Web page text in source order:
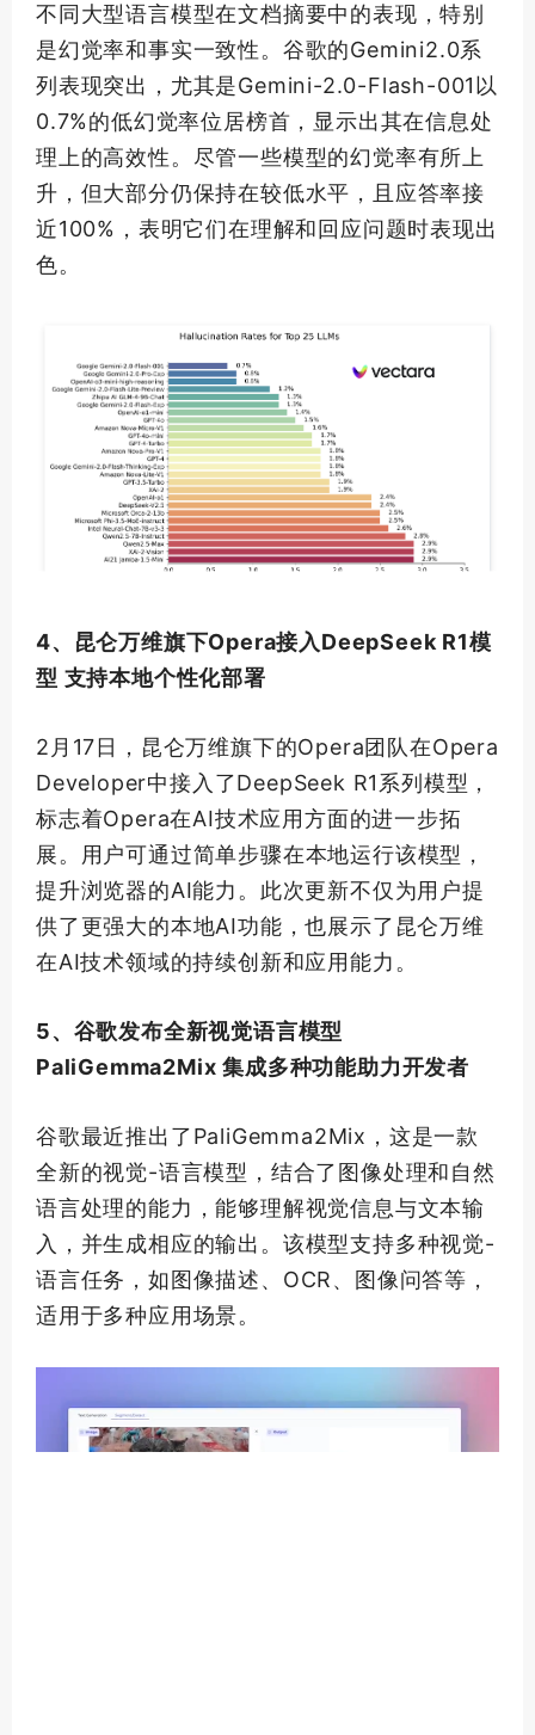
不同大型语言模型在文档摘要中的表现，特别
是幻觉率和事实一致性。谷歌的Gemini2.0系
列表现突出，尤其是Gemini-2.0-Flash-001以
0.7%的低幻觉率位居榜首，显示出其在信息处
理上的高效性。尽管一些模型的幻觉率有所上
升，但大部分仍保持在较低水平，且应答率接
近100% ，表明它们在理解和回应问题时表现出
色。
4、昆仑万维旗下Opera接入DeepSeek R1模
型 支持本地个性化部署
2月17日，昆仑万维旗下的Opera团队在Opera
Developer中接入了DeepSeek R1系列模型，
标志着Opera在AI技术应用方面的进一步拓
展。用户可通过简单步骤在本地运行该模型，
提升浏览器的AI能力。此次更新不仅为用户提
供了更强大的本地AI功能，也展示了昆仑万维
在AI技术领域的持续创新和应用能力。
5、谷歌发布全新视觉语言模型
PaliGemma2Mix 集成多种功能助力开发者
谷歌最近推出了PaliGemma2Mix，这是一款
全新的视觉-语言模型，结合了图像处理和自然
语言处理的能力，能够理解视觉信息与文本输
入，并生成相应的输出。该模型支持多种视觉-
语言任务，如图像描述、OCR、图像问答等，
适用于多种应用场景。